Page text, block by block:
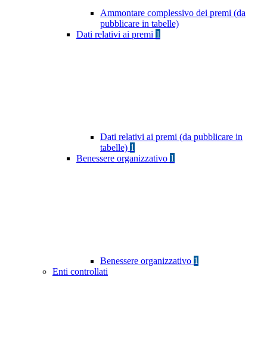
Ammontare complessivo dei premi (da
pubblicare in tabelle)
Dati relativi ai premi 1
Dati relativi ai premi (da pubblicare in
tabelle) 1
Benessere organizzativo 1
Benessere organizzativo 1
Enti controllati